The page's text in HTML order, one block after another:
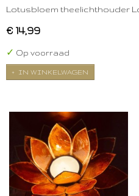
Lotusbloem theelichthouder
€ 14,99
✓ Op voorraad
IN WINKELWAGEN